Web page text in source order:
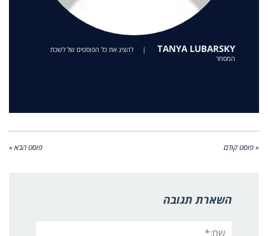
TANYA LUBARSKY
|
להציג את כל הפוסטים של לשכת
המסחר
« פוסט קודם פוסט הבא »
השארת תגובה